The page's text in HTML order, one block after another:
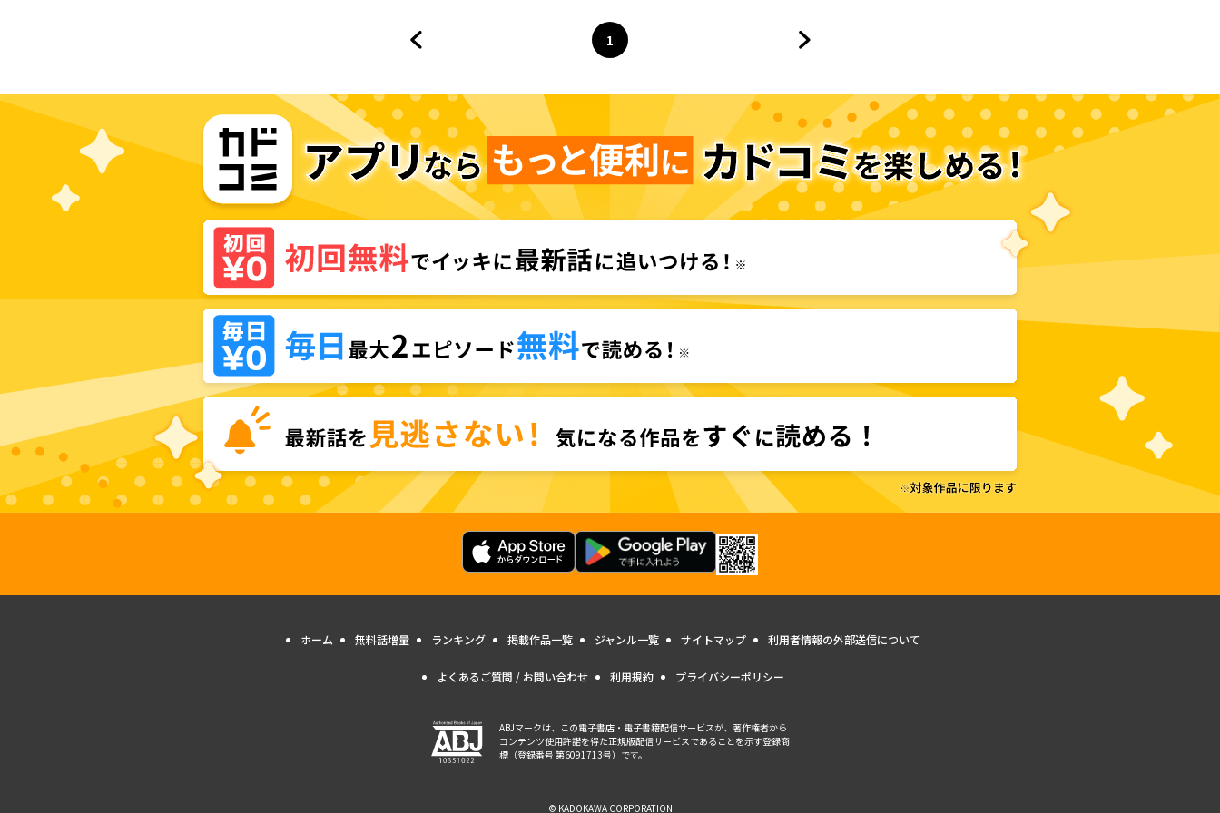
ページ
1
へ
ホーム 無料話増量 ランキング 掲載作品一覧 ジャンル一覧 サイトマップ 利用者情報の外部送信について
よくあるご質問 / お問い合わせ 利用規約 プライバシーポリシー
ABJマークは、この電子書店・電子書籍配信サービスが、著作権者から
コンテンツ使用許諾を得た正規版配信サービスであることを示す登録商
標（登録番号 第6091713号）です。
© KADOKAWA CORPORATION